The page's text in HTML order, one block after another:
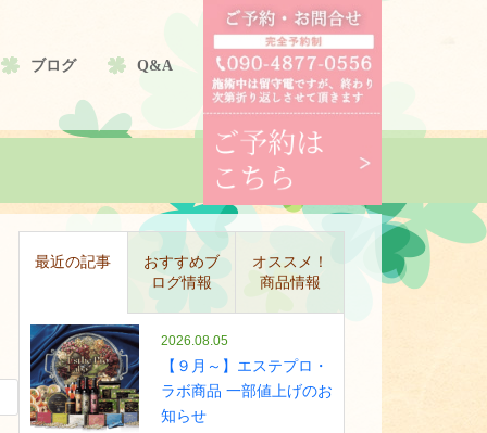
ブログ Q&A
最近の記事
おすすめブ
ログ情報
オススメ！
商品情報
2026.08.05
【９月～】エステプロ・
ラボ商品 一部値上げのお
知らせ